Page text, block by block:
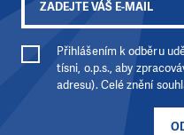
Přihlášením k odběru
tísni, o.p.s., aby
adresu). Celé znění